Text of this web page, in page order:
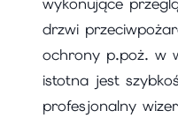
wykonujące
drzwi
ochrony p.poż. w
istotna jest
profesjonalny